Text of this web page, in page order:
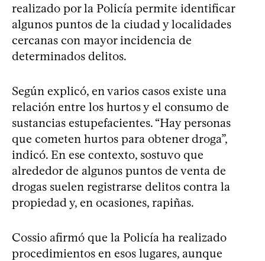
realizado por la Policía permite identificar
algunos puntos de la ciudad y localidades
cercanas con mayor incidencia de
determinados delitos.
Según explicó, en varios casos existe una
relación entre los hurtos y el consumo de
sustancias estupefacientes. “Hay personas
que cometen hurtos para obtener droga”,
indicó. En ese contexto, sostuvo que
alrededor de algunos puntos de venta de
drogas suelen registrarse delitos contra la
propiedad y, en ocasiones, rapiñas.
Cossio afirmó que la Policía ha realizado
procedimientos en esos lugares, aunque